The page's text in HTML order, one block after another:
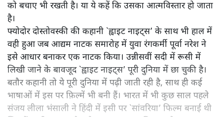
को बचाए भी रखती है। या ये कहें कि उसका आत्मविस्तार हो जाता
है।
फ्योदोर दोस्तोवस्की की कहानी `ह्वाइट नाइट्स’ के साथ भी हाल में
वही हुआ जब आद्यम नाटक समारोह में युवा रंगकर्मी पूर्वा नरेश ने
इसे आधार बनाकर एक नाटक किया। उन्नीसवीं सदी में रूसी में
लिखी जाने के बावजूद `ह्वाइट नाइट्स’ पूरी दुनिया में छा चुकी है।
बतौर कहानी तो ये पूरी दुनिया में पढ़ी जाती रही है, साथ ही कई
भाषाओं में इस पर फ़िल्में भी बनी हैं। भारत में भी कुछ साल पहले
संजय लीला भंसाली ने हिंदी में इसी पर `सांवरिया’ फिल्म बनाई थी